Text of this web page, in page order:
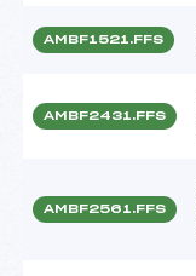
AMBF1521.FFS
AMBF2431.FFS
AMBF2561.FFS